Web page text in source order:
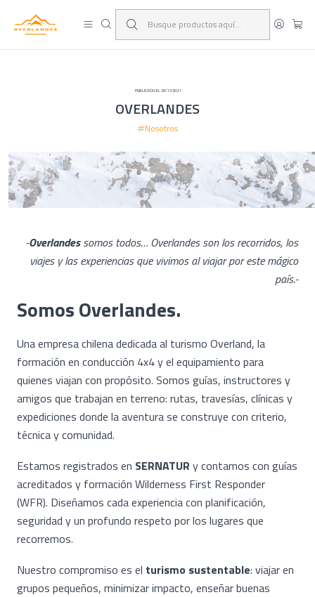
¡Viaja y deja las excusas!
PUBLICADO EL 29/11/2021
OVERLANDES
Nosotros
-Overlandessomos todos… Overlandes son los recorridos, los
viajes y las experiencias que vivimos al viajar por este mágico
país.-
Somos Overlandes.
Una empresa chilena dedicada al turismo Overland, la
formación en conducción 4x4 y el equipamiento para
quienes viajan con propósito. Somos guías, instructores y
amigos que trabajan en terreno: rutas, travesías, clínicas y
expediciones donde la aventura se construye con criterio,
técnica y comunidad.
Estamos registrados en SERNATUR y contamos con guías
acreditados y formación Wilderness First Responder
(WFR). Diseñamos cada experiencia con planificación,
seguridad y un profundo respeto por los lugares que
recorremos.
Nuestro compromiso es el turismo sustentable: viajar en
grupos pequeños, minimizar impacto, enseñar buenas